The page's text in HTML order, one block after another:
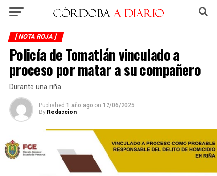
[ NOTA ROJA ]
Policía de Tomatlán vinculado a
proceso por matar a su compañero
Durante una riña
Published 1 año ago on 12/06/2025
By Redaccion